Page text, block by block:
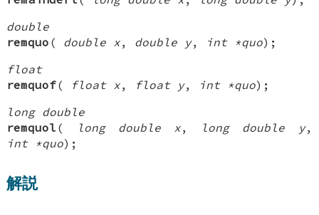
double
remquo ( double x, double y, int *quo);
float
remquof( float x, float y, int *quo);
long double
remquol ( long double x, long double y,
int *quo);
解説